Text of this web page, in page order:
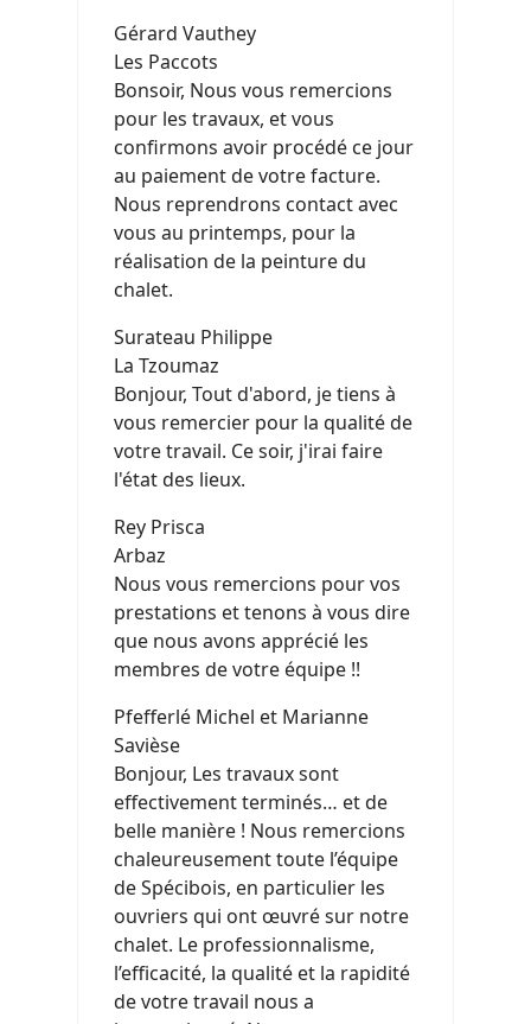
Gérard Vauthey
Les Paccots
Bonsoir, Nous vous remercions
pour les travaux, et vous
confirmons avoir procédé ce jour
au paiement de votre facture.
Nous reprendrons contact avec
vous au printemps, pour la
réalisation de la peinture du
chalet.
Surateau Philippe
La Tzoumaz
Bonjour, Tout d'abord, je tiens à
vous remercier pour la qualité de
votre travail. Ce soir, j'irai faire
l'état des lieux.
Rey Prisca
Arbaz
Nous vous remercions pour vos
prestations et tenons à vous dire
que nous avons apprécié les
membres de votre équipe !!
Pfefferlé Michel et Marianne
Savièse
Bonjour, Les travaux sont
effectivement terminés… et de
belle manière ! Nous remercions
chaleureusement toute l’équipe
de Spécibois, en particulier les
ouvriers qui ont œuvré sur notre
chalet. Le professionnalisme,
l’efficacité, la qualité et la rapidité
de votre travail nous a